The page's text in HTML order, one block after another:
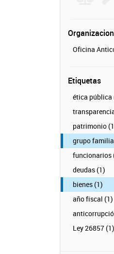
Oficina
Etiquetas
ética pública
patrimonio
grupo
funcionarios
deudas (1)
bienes (1)
año fiscal (1)
Ley 26857 (1)